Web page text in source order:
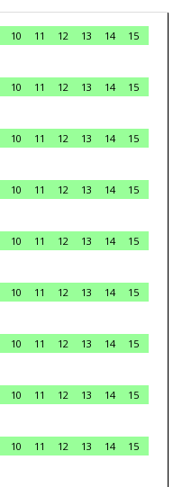
10 11 12 13 14
15
10 11 12 13 14
15
10 11 12 13 14
15
10 11 12 13 14
15
10 11 12 13 14
15
10 11 12 13 14
15
10 11 12 13 14
15
10 11 12 13 14
15
10 11 12 13 14
15